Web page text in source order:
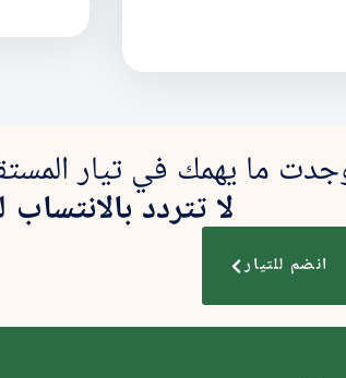
ما يهمك في تيار
لا تتردد بالانتساب
انضم للتيار